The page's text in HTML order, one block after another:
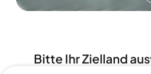
Bitte Ihr Zielland